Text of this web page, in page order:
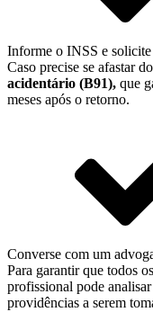
Informe o INSS e solicite
Caso precise se afastar
acidentário (B91), que
meses após o retorno.
Converse com um
Para garantir que todos
profissional pode
providências a serem